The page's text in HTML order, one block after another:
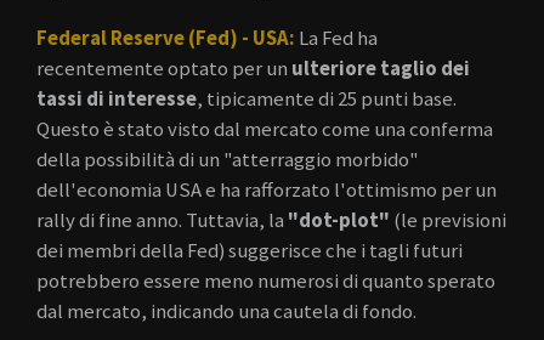
Federal Reserve (Fed) - USA: La Fed ha
recentemente optato per un ulteriore taglio dei
tassi di interesse, tipicamente di 25 punti base.
Questo è stato visto dal mercato come una conferma
della possibilità di un "atterraggio morbido"
dell'economia USA e ha rafforzato l'ottimismo per un
rally di fine anno. Tuttavia, la "dot-plot" (le previsioni
dei membri della Fed) suggerisce che i tagli futuri
potrebbero essere meno numerosi di quanto sperato
dal mercato, indicando una cautela di fondo.